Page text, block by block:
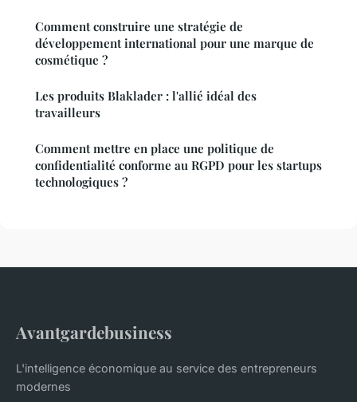
Comment construire une stratégie de
développement international pour une marque de
cosmétique ?
Les produits Blaklader : l'allié idéal des
travailleurs
Comment mettre en place une politique de
confidentialité conforme au RGPD pour les startups
technologiques ?
Avantgardebusiness
L'intelligence économique au service des entrepreneurs
modernes